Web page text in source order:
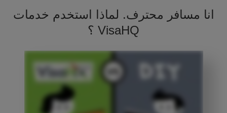
انا مسافر محترف. لماذا استخدم خدمات
VisaHQ ؟